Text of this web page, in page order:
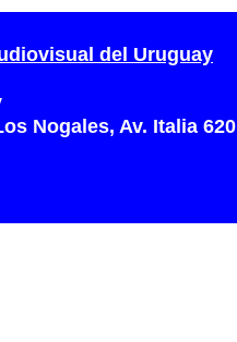
del Uruguay
Nogales, Av. Italia